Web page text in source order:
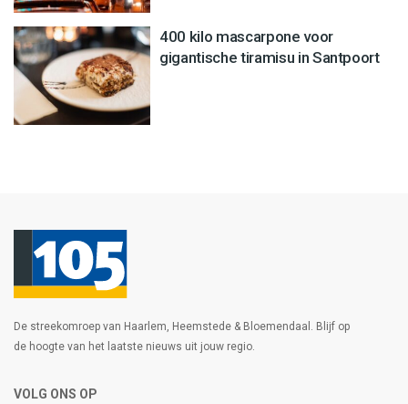
400 kilo mascarpone voor
gigantische tiramisu in Santpoort
De streekomroep van Haarlem, Heemstede & Bloemendaal. Blijf op
de hoogte van het laatste nieuws uit jouw regio.
VOLG ONS OP